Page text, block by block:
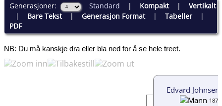
Generasjoner: Standard | Kompakt| Vertikalt
| Bare Tekst| Generasjon Format| Tabeller|
PDF
NB: Du må kanskje dra eller bla ned for å se hele treet.
Edvard